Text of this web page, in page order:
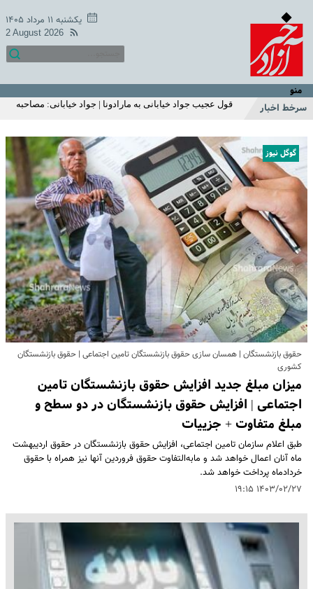
یکشنبه ۱۱ مرداد ۱۴۰۵
2 August 2026
منو
سرخط اخبار
تومانی از این ماه | استعلام یارانه با موبایل
خبر غافلگیر کننده یارانه ای دولت برای مردم با طرح جدید |
افزایش مبلغ یارانه نقدی به 620/000 تومان | ثبت‌نام برای
مارادونا بعد از مرگ من منتشر می‌شود +فیلم
عکس منوچهر هادی از لشکر فامیلا | سلفی خاص منوچهر هادی
پاسخ جالب نعیمه نظام دوست به سئوالی درباره ازدواج | نعیمه
نظام‌دوست، مهران مدیری را از خنده روده‌بُر کرد +فیلم
بهاره رهنما رفت آمریکا | سوژه شدن استایل جنجالی بهاره
رهنما در آمریکا +عکس
میزان مبلغ جدید افزایش حقوق بازنشستگان تامین اجتماعی |
افزایش حقوق بازنشستگان در دو سطح و مبلغ متفاوت +
جزییات
اگر زیاد می خوابید حتما بخوانید | ۱۱ بلای مرگبار خواب زیاد که
شما از آن بی‌خبر بودید
گوگل نیوز
حقوق بازنشستگان | همسان سازی حقوق بازنشستگان تامین اجتماعی | حقوق بازنشستگان
کشوری
میزان مبلغ جدید افزایش حقوق بازنشستگان تامین
اجتماعی | افزایش حقوق بازنشستگان در دو سطح و
مبلغ متفاوت + جزییات
طبق اعلام سازمان تامین اجتماعی، افزایش حقوق بازنشستگان در حقوق اردیبهشت
ماه آنان اعمال خواهد شد و مابه‌التفاوت حقوق فروردین آنها نیز همراه با حقوق
خردادماه پرداخت خواهد شد.
۱۴۰۳/۰۲/۲۷ ۱۹:۱۵